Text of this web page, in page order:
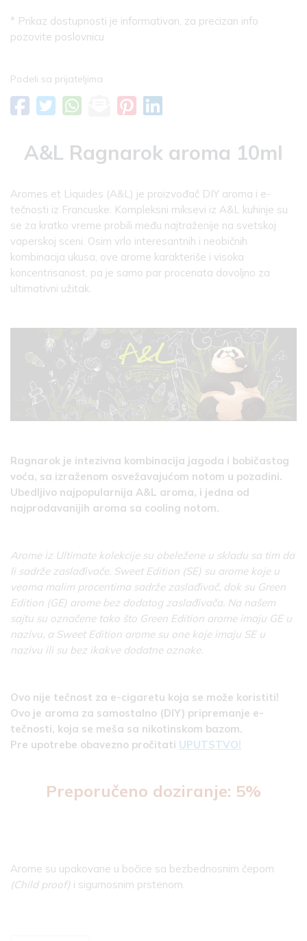
* Prikaz dostupnosti je informativan, za precizan info
pozovite poslovnicu
Podeli sa prijateljima
A&L Ragnarok aroma 10ml
Aromes et Liquides (A&L) je proizvođač DIY aroma i e-
tečnosti iz Francuske. Kompleksni miksevi iz A&L kuhinje su
se za kratko vreme probili među najtraženije na svetskoj
vaperskoj sceni. Osim vrlo interesantnih i neobičnih
kombinacija ukusa, ove arome karakteriše i visoka
koncentrisanost, pa je samo par procenata dovoljno za
ultimativni užitak.
Ragnarok je intezivna kombinacija jagoda i bobičastog
voća, sa izraženom osvežavajućom notom u pozadini.
Ubedljivo najpopularnija A&L aroma, i jedna od
najprodavanijih aroma sa cooling notom.
Arome iz Ultimate kolekcije su obeležene u skladu sa tim da
li sadrže zaslađivače. Sweet Edition (SE) su arome koje u
veoma malim procentima sadrže zaslađivač, dok su Green
Edition (GE) arome bez dodatog zaslađivača. Na našem
sajtu su označene tako što Green Edition arome imaju GE u
nazivu, a Sweet Edition arome su one koje imaju SE u
nazivu ili su bez ikakve dodatne oznake.
Ovo nije tečnost za e-cigaretu koja se može koristiti!
Ovo je aroma za samostalno (DIY) pripremanje e-
tečnosti, koja se meša sa nikotinskom bazom.
Pre upotrebe obavezno pročitati UPUTSTVO!
Preporučeno doziranje: 5%
Arome su upakovane u bočice sa bezbednosnim čepom
(Child proof) i sigurnosnim prstenom.